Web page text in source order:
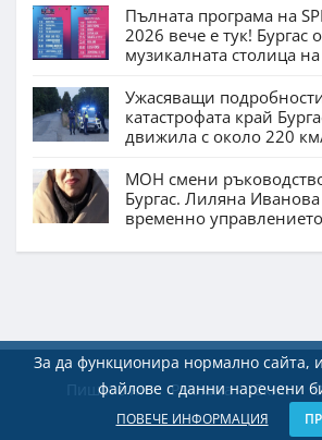
Пълната програма на
2026 вече е тук! Бургас
музикалната столица
Ужасяващи
катастрофата край
движила с около 220
МОН смени
Бургас. Лиляна
временно управлението
За да функционира нормално сайта,
файлове с данни наречени
ПОВЕЧЕ ИНФОРМАЦИЯ
Пишете ни Реклама Екип